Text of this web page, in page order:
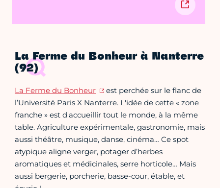
La Ferme du Bonheur à Nanterre
(92)
La Ferme du Bonheur
est perchée sur le flanc de
l’Université Paris X Nanterre. L'idée de cette « zone
franche » est d'accueillir tout le monde, à la même
table. Agriculture expérimentale, gastronomie, mais
aussi théâtre, musique, danse, cinéma… Ce spot
atypique aligne verger, potager d’herbes
aromatiques et médicinales, serre horticole… Mais
aussi bergerie, porcherie, basse-cour, étable, et